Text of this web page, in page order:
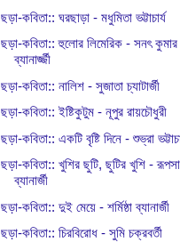
ছড়া-কবিতা:: ঘরছাড়া - মধুমিতা ভট্টাচার্য
ছড়া-কবিতা:: হুলোর লিমেরিক - সনৎ কুমার
ব্যানার্জ্জী
ছড়া-কবিতা:: নালিশ - সুজাতা চ্যাটার্জী
ছড়া-কবিতা:: ইষ্টিকুটুম - নূপুর রায়চৌধুরী
ছড়া-কবিতা:: একটি বৃষ্টি দিনে - শুভ্রা
ছড়া-কবিতা:: খুশির ছুটি, ছুটির খুশি - রূপসা
ব্যানার্জী
ছড়া-কবিতা:: দুই মেয়ে - শর্মিষ্ঠা ব্যানার্জী
ছড়া-কবিতা:: চিরবিরোধ - সুমি চক্রবর্তী